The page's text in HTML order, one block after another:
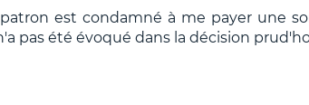
est condamné à me payer une
pas été évoqué dans la décision